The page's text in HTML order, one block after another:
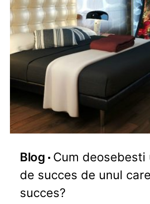
Blog
Cum deosebesti
de succes de unul
succes?